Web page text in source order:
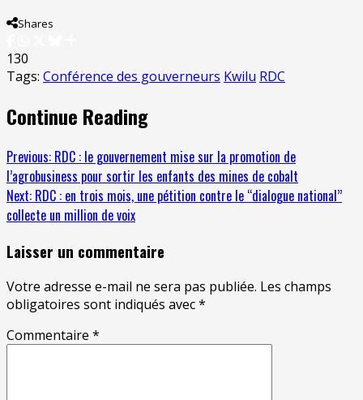
Shares
130
Tags: Conférence des gouverneurs Kwilu RDC
Continue Reading
Previous: RDC : le gouvernement mise sur la promotion de
l’agrobusiness pour sortir les enfants des mines de cobalt
Next: RDC : en trois mois, une pétition contre le ‘‘dialogue national’’
collecte un million de voix
Laisser un commentaire
Votre adresse e-mail ne sera pas publiée. Les champs
obligatoires sont indiqués avec*
Commentaire *